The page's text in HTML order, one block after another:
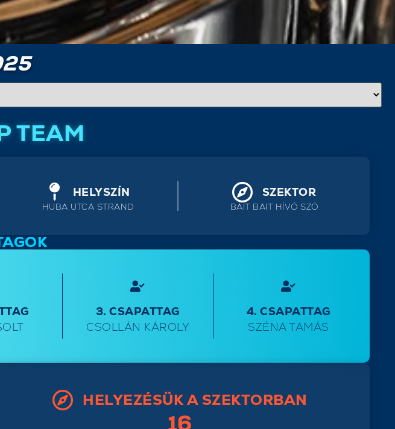
TEAM
HELYSZÍN
HUBA UTCA STRAND
SZEKTOR
BAIT BAIT HÍVÓ SZÓ
3. CSAPATTAG
CSOLLÁN KÁROLY
4. CSAPATTAG
SZÉNA TAMÁS
HELYEZÉSÜK A SZEKTORBAN
16